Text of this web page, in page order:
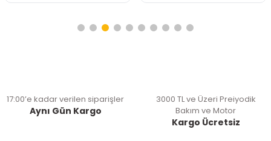
17:00’e kadar verilen siparişler
Aynı Gün Kargo
3000 TL ve Üzeri Preiyodik
Bakım ve Motor
Kargo Ücretsiz